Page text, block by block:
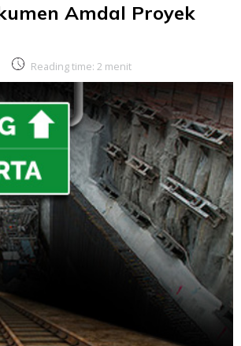
Amdal Proyek
Reading time: 2 menit